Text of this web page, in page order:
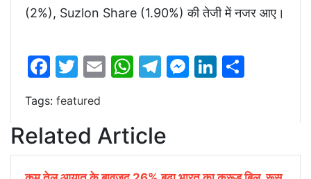
(2%), Suzlon Share (1.90%) की तेजी में नजर आए।
Facebook
Twitter
EmailWhatsApp
Telegram
Messenger
LinkedIn
Tags: featured
Related Article